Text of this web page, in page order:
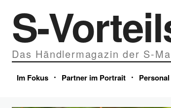
S-
Das Händlermagazin der S-
Im Fokus Partner im Portrait